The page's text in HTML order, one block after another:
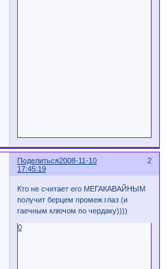
Поделиться 2
2008-11-10
17:45:19
Кто не считает его МЕГАКАВАЙНЫМ
получит берцем промеж глаз (и
гаечным ключом по чердаку))))
0